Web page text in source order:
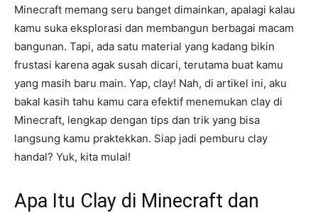
Minecraft memang seru banget dimainkan, apalagi kalau
kamu suka eksplorasi dan membangun berbagai macam
bangunan. Tapi, ada satu material yang kadang bikin
frustasi karena agak susah dicari, terutama buat kamu
yang masih baru main. Yap, clay! Nah, di artikel ini, aku
bakal kasih tahu kamu cara efektif menemukan clay di
Minecraft, lengkap dengan tips dan trik yang bisa
langsung kamu praktekkan. Siap jadi pemburu clay
handal? Yuk, kita mulai!
Apa Itu Clay di Minecraft dan